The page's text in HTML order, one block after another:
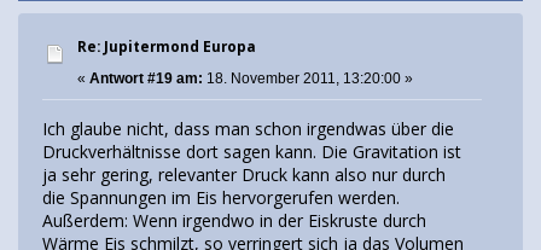
Re: Jupitermond Europa
« Antwort #19 am: 18. November 2011, 13:20:00 »
Ich glaube nicht, dass man schon irgendwas über die
Druckverhältnisse dort sagen kann. Die Gravitation ist
ja sehr gering, relevanter Druck kann also nur durch
die Spannungen im Eis hervorgerufen werden.
Außerdem: Wenn irgendwo in der Eiskruste durch
Wärme Eis schmilzt, so verringert sich ja das Volumen